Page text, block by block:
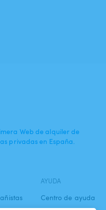
Web de alquiler de
privadas en España.
AYUDA
Centro de ayuda